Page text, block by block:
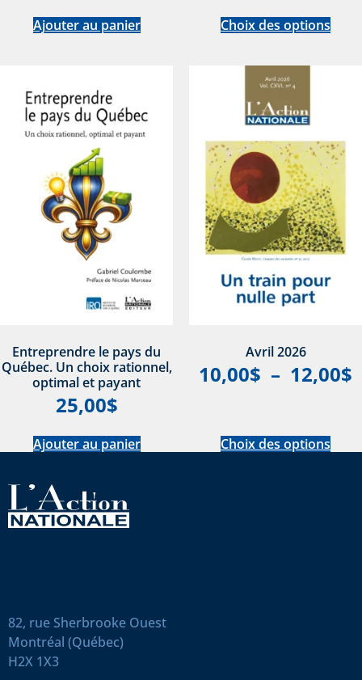
Ajouter au panier Choix des options
Entreprendre le pays du
Québec. Un choix rationnel,
optimal et payant
25,00$
Ajouter au panier
Avril 2026
10,00$ – 12,00$
Choix des options
82, rue Sherbrooke Ouest
Montréal (Québec)
H2X 1X3